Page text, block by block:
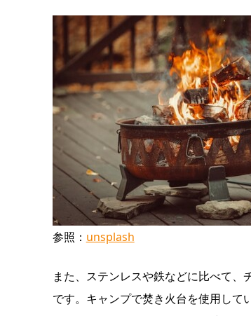
参照： unsplash
また、ステンレスや鉄などに比べて
です。キャンプで焚き火台を使用して